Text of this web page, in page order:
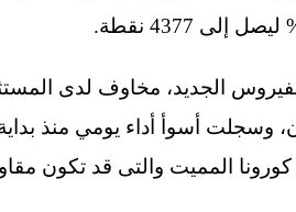
الجديد، مخاوف لدى
وسجلت أسوأ أداء يومي منذ
المميت والتى قد تكون